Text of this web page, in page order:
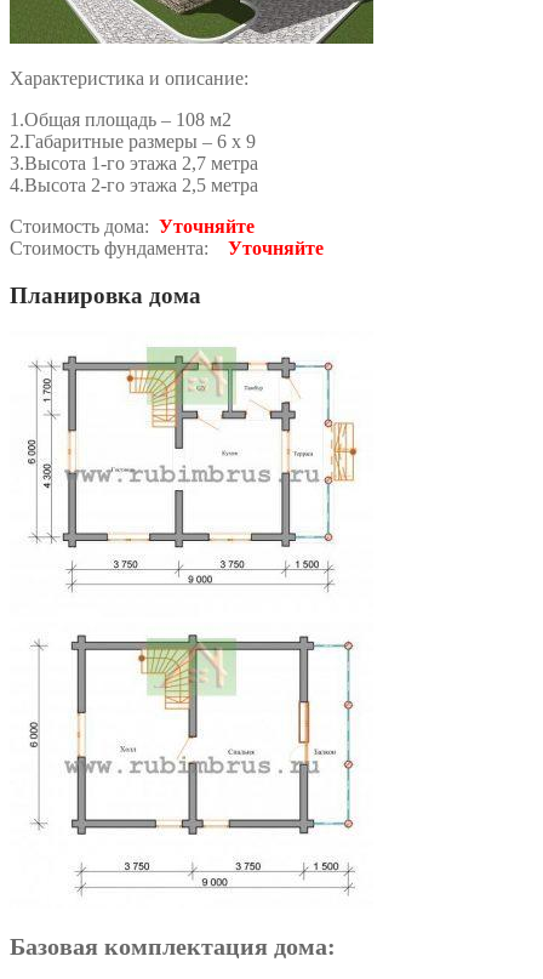
Характеристика и описание:
1.Общая площадь – 108 м2
2.Габаритные размеры – 6 х 9
3.Высота 1-го этажа 2,7 метра
4.Высота 2-го этажа 2,5 метра
Стоимость дома: Уточняйте
Стоимость фундамента: Уточняйте
Планировка дома
Базовая комплектация дома: